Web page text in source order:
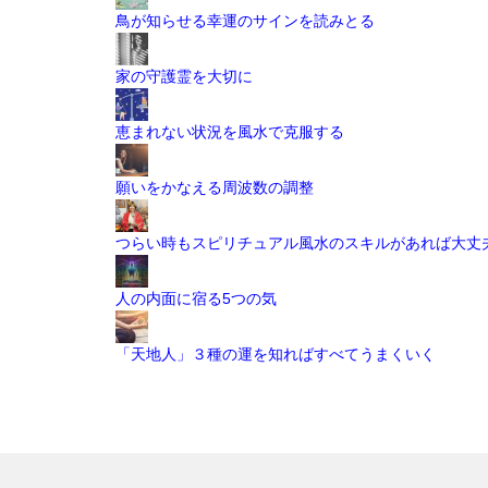
鳥が知らせる幸運のサインを読みとる
家の守護霊を大切に
恵まれない状況を風水で克服する
願いをかなえる周波数の調整
つらい時もスピリチュアル風水のスキルがあれば大丈
人の内面に宿る5つの気
「天地人」３種の運を知ればすべてうまくいく